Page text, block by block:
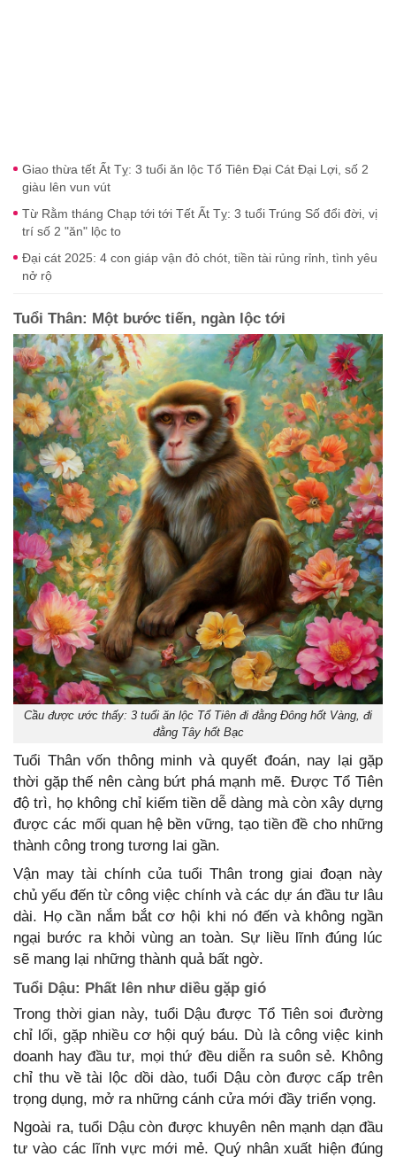
Giao thừa tết Ất Tỵ: 3 tuổi ăn lộc Tổ Tiên Đại Cát Đại Lợi, số 2
giàu lên vun vút
Từ Rằm tháng Chạp tới tới Tết Ất Tỵ: 3 tuổi Trúng Số đổi đời, vị
trí số 2 "ăn" lộc to
Đại cát 2025: 4 con giáp vận đỏ chót, tiền tài rủng rỉnh, tình yêu
nở rộ
Tuổi Thân: Một bước tiến, ngàn lộc tới
Cầu được ước thấy: 3 tuổi ăn lộc Tổ Tiên đi đằng Đông hốt Vàng, đi
đằng Tây hốt Bạc
Tuổi Thân vốn thông minh và quyết đoán, nay lại gặp
thời gặp thế nên càng bứt phá mạnh mẽ. Được Tổ Tiên
độ trì, họ không chỉ kiếm tiền dễ dàng mà còn xây dựng
được các mối quan hệ bền vững, tạo tiền đề cho những
thành công trong tương lai gần.
Vận may tài chính của tuổi Thân trong giai đoạn này
chủ yếu đến từ công việc chính và các dự án đầu tư lâu
dài. Họ cần nắm bắt cơ hội khi nó đến và không ngần
ngại bước ra khỏi vùng an toàn. Sự liều lĩnh đúng lúc
sẽ mang lại những thành quả bất ngờ.
Tuổi Dậu: Phất lên như diều gặp gió
Trong thời gian này, tuổi Dậu được Tổ Tiên soi đường
chỉ lối, gặp nhiều cơ hội quý báu. Dù là công việc kinh
doanh hay đầu tư, mọi thứ đều diễn ra suôn sẻ. Không
chỉ thu về tài lộc dồi dào, tuổi Dậu còn được cấp trên
trọng dụng, mở ra những cánh cửa mới đầy triển vọng.
Ngoài ra, tuổi Dậu còn được khuyên nên mạnh dạn đầu
tư vào các lĩnh vực mới mẻ. Quý nhân xuất hiện đúng